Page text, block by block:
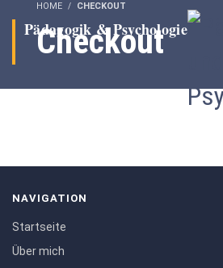
HOME CHECKOUT
Checkout
NAVIGATION
Startseite
Über mich